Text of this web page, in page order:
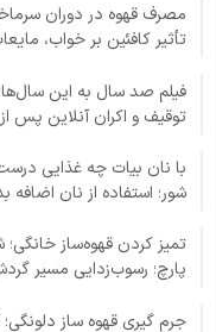
مصرف قهوه در دوران
تأثیر کافئین بر خواب،
فیلم صد سال به این
توقیف و اکران آنلاین پس از ۱۹ سال
با نان بیات چه غذایی
شور؛ استفاده از نان اضافه
تمیز کردن قهوه‌ساز
پارچ؛ رسوب‌زدایی مسیر
جرم گیری قهوه ساز